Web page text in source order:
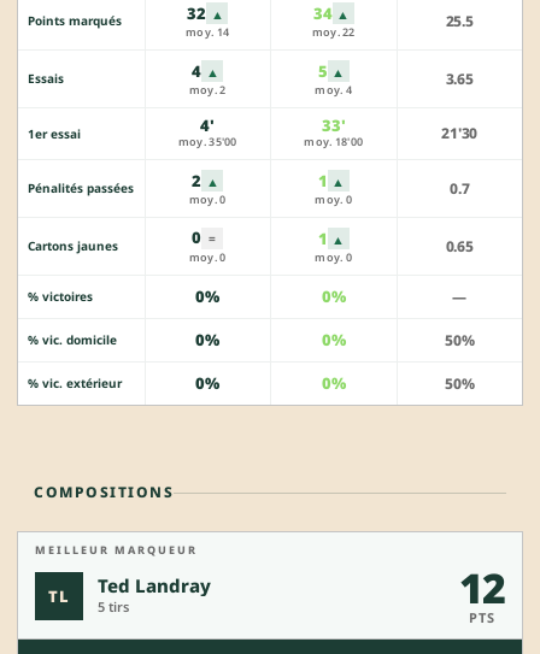
Points marqués 32 ▲
moy. 14
34 ▲
moy. 22
25.5
Essais 4 ▲
moy. 2
5 ▲
moy. 4
3.65
1er essai 4'
moy. 35'00
33'
moy. 18'00 21'30
Pénalités passées 2 ▲
moy. 0
1 ▲
moy. 0
0.7
Cartons jaunes 0 =
moy. 0
1 ▲
moy. 0
0.65
% victoires 0% 0% —
% vic. domicile 0% 0% 50%
% vic. extérieur 0% 0% 50%
COMPOSITIONS
MEILLEUR MARQUEUR
TL Ted Landray
5 tirs 12
PTS